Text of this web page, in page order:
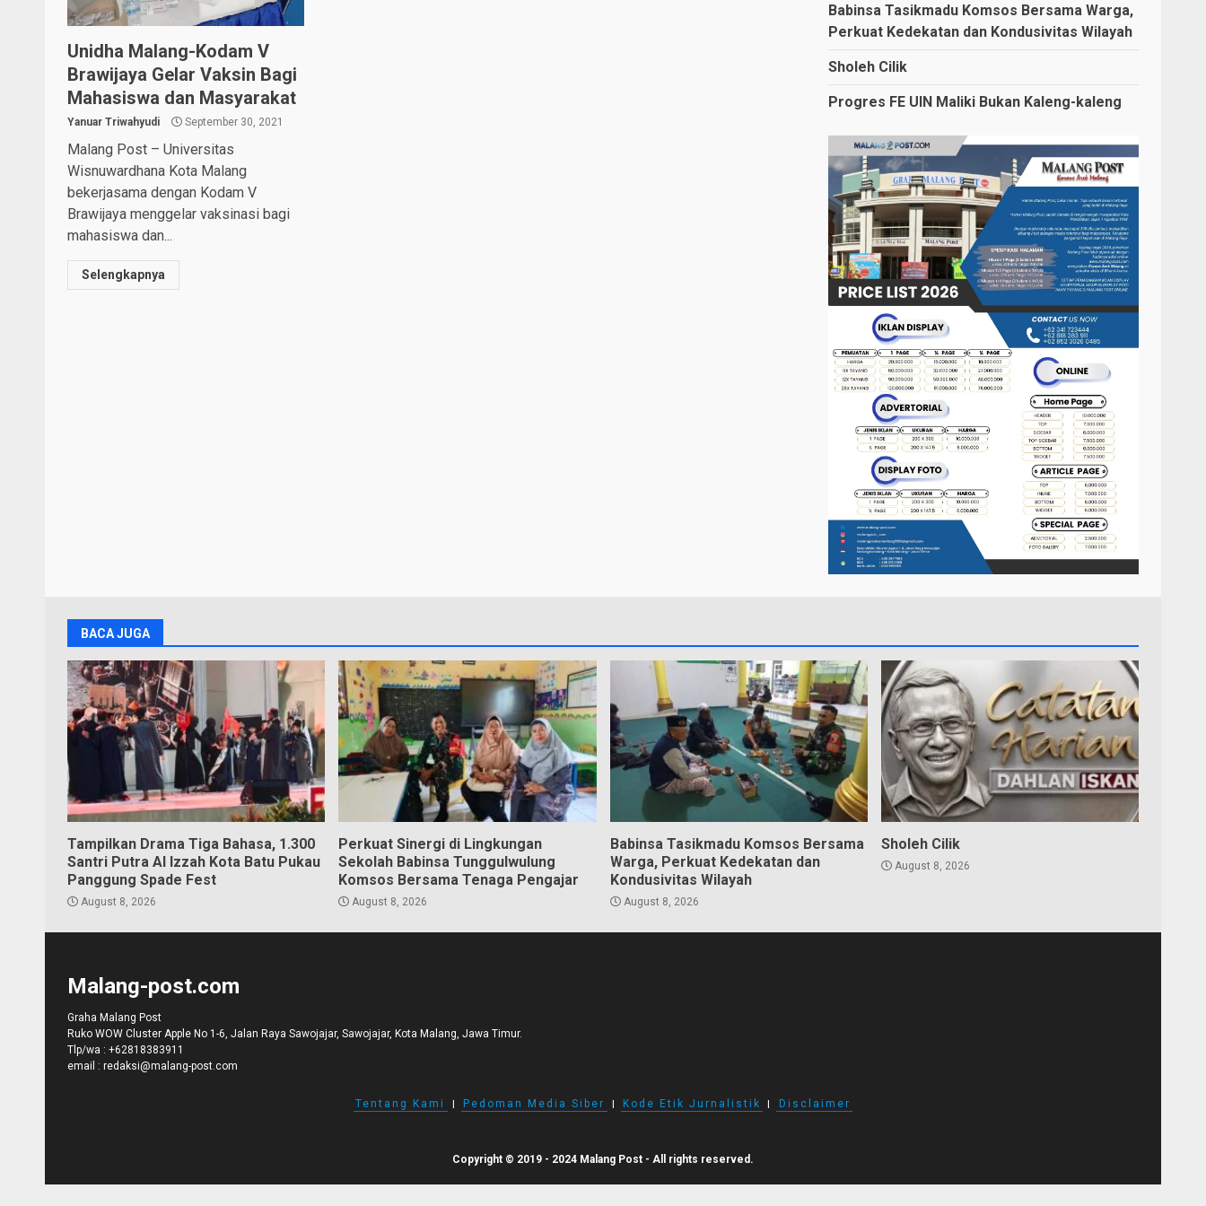
Unidha Malang-Kodam V
Brawijaya Gelar Vaksin Bagi
Mahasiswa dan Masyarakat
Yanuar Triwahyudi September 30, 2021
Malang Post – Universitas
Wisnuwardhana Kota Malang
bekerjasama dengan Kodam V
Brawijaya menggelar vaksinasi bagi
mahasiswa dan...
Selengkapnya
Babinsa Tasikmadu Komsos Bersama Warga,
Perkuat Kedekatan dan Kondusivitas Wilayah
Sholeh Cilik
Progres FE UIN Maliki Bukan Kaleng-kaleng
BACA JUGA
Tampilkan Drama Tiga Bahasa, 1.300
Santri Putra Al Izzah Kota Batu Pukau
Panggung Spade Fest
August 8, 2026
Perkuat Sinergi di Lingkungan
Sekolah Babinsa Tunggulwulung
Komsos Bersama Tenaga Pengajar
August 8, 2026
Babinsa Tasikmadu Komsos Bersama
Warga, Perkuat Kedekatan dan
Kondusivitas Wilayah
August 8, 2026
Sholeh Cilik
August 8, 2026
Malang-post.com
Graha Malang Post
Ruko WOW Cluster Apple No 1-6, Jalan Raya Sawojajar, Sawojajar, Kota Malang, Jawa Timur.
Tlp/wa : +62818383911
email : redaksi@malang-post.com
Tentang Kami I Pedoman Media Siber I Kode Etik Jurnalistik I Disclaimer
Copyright © 2019 - 2024 Malang Post - All rights reserved.